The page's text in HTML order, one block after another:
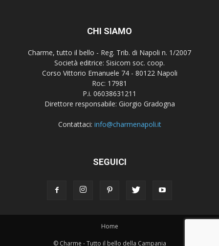
CHI SIAMO
Charme, tutto il bello - Reg. Trib. di Napoli n. 1/2007
Società editrice: Sisicom soc. coop.
Corso Vittorio Emanuele 74 - 80122 Napoli
Roc: 17981
P.i. 06038631211
Direttore responsabile: Giorgio Gradogna
Contattaci: info@charmenapoli.it
SEGUICI
Home
© Charme - Tutto il bello della Campania